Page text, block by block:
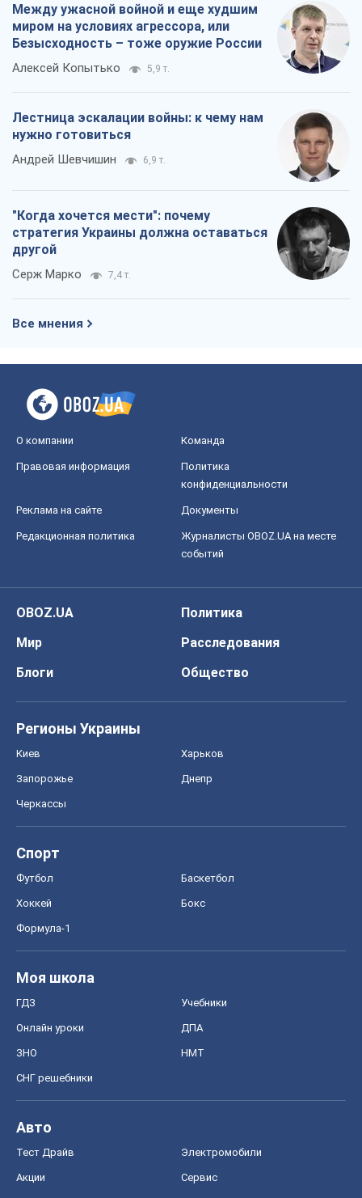
Между ужасной войной и еще худшим
миром на условиях агрессора, или
Безысходность – тоже оружие России
Алексей Копытько 5,9 т.
Лестница эскалации войны: к чему нам
нужно готовиться
Андрей Шевчишин 6,9 т.
"Когда хочется мести": почему
стратегия Украины должна оставаться
другой
Серж Марко 7,4 т.
Все мнения
О компании Команда
Правовая информация
Политика
конфиденциальности
Реклама на сайте Документы
Редакционная политика
Журналисты OBOZ.UA на месте
событий
OBOZ.UA
Политика
Мир
Расследования
Блоги
Общество
Регионы Украины
Киев Харьков
Запорожье Днепр
Черкассы
Спорт
Футбол Баскетбол
Хоккей Бокс
Формула-1
Моя школа
ГДЗ Учебники
Онлайн уроки ДПА
ЗНО НМТ
СНГ решебники
Авто
Тест Драйв Электромобили
Акции Сервис